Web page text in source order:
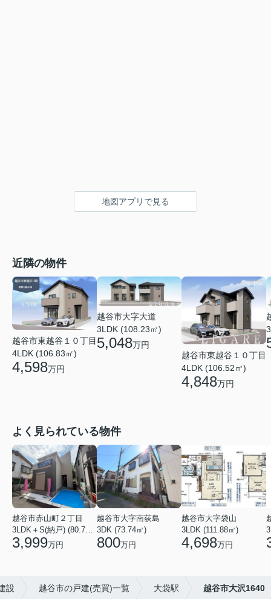
地図アプリで見る
近隣の物件
越谷市東越谷１０丁目
4LDK (106.83㎡)
4,598万円
越谷市大字大道
3LDK (108.23㎡)
5,048万円
越谷市東越谷１０丁目
4LDK (106.52㎡)
4,848万円
よく見られている物件
越谷市赤山町２丁目
3,999万円
越谷市大字南荻島
3DK (73.74㎡)
800万円
越谷市大字袋山
3LDK (111.88㎡)
4,698万円
設 越谷市の戸建(売買)一覧 大袋駅 越谷市大沢1640